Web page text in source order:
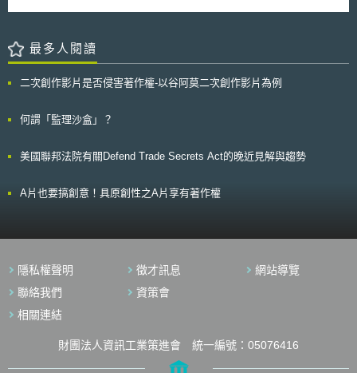
行銷，前提是節目播出前須向觀眾為置入性行銷之揭露，此項放寬將使正常
節目進行因廣告而中斷。另外關於禁止速食廣告於兒童節目中播出之建議則
未被採納。 值得關注尚有適用來源國原則下對特定網站所發的禁制令
以防止規避會員國較嚴格之相關規定；而是否有緊急情況須提交委員會裁
財產政策願景」。不論新舊版「知的財產政策願景」，均以強化中小企業智
濟之重責大任，為能使其活用智財能量，從2016年起即推出各種協助措
施，如「活化地方智慧財產行動計畫」、「智財綜合協助窗口」等等。本文
企業智財協助措施，提供我國未來在協助中小企業智財發展政策措施上不同
第5項為「為促進中小企業活用智財，除加強對於中小企業宣傳專利法修正
人、研發型中小企業及大學為對象，在滿足一定要件之前提下，就專利申請
請減免。特許廳除附上相關規定之連結外，亦整理減免對象一覽表如下：
（亞洲據點化推動法） 亞洲據點化推動法第10條 〈專利[4]〉 專利申請費
用：減免1/2 專利費（第1至10年）：減免1/2 經認定能帶動地方 經濟發展
專利費（第1至10年）：減免1/2 經認定之重點 推動計畫中小企業 福島再興
減免措施琳瑯滿目，且減免條件多有不同，中小企業未必能確知自己是否符
最多人閱讀
二次創作影片是否侵害著作權-以谷阿莫二次創作影片為例
何謂「監理沙盒」？
美國聯邦法院有關Defend Trade Secrets Act的晚近見解與趨勢
A片也要搞創意！具原創性之A片享有著作權
隱私權聲明 徵才訊息
網站導覽
聯絡我們
資策會
相關連結
財團法人資訊工業策進會 統一編號：05076416